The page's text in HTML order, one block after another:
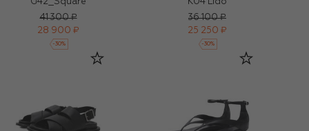
41 300 ₽
28 900 ₽
-30%
36 100 ₽
25 250 ₽
-30%